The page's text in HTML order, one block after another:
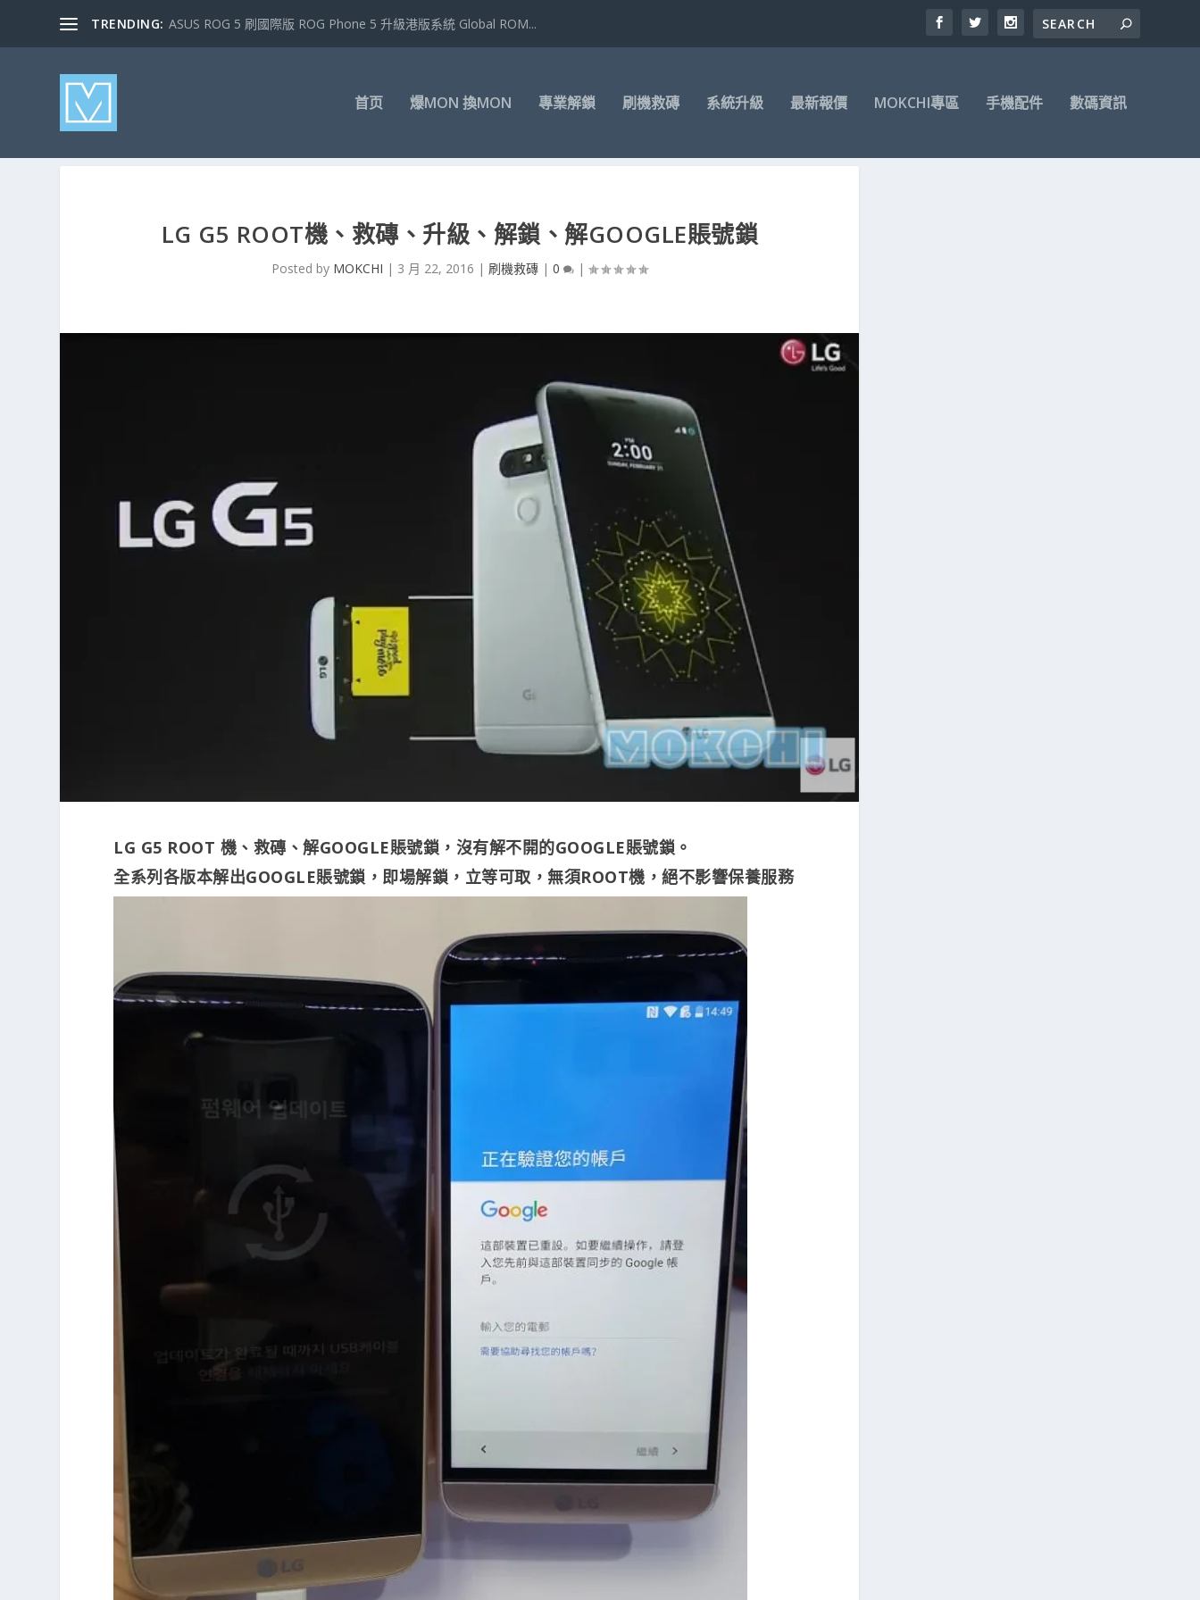
TRENDING: ASUS ROG 5 刷國際版 ROG Phone 5 升級港版系統 Global ROM...
首页 爆MON 換MON 專業解鎖 刷機救磚 系統升級 最新報價 MOKCHI專區 手機配件 數碼資訊
LG G5 ROOT機、救磚、升級、解鎖、解GOOGLE賬號鎖
Posted by MOKCHI | 3 月 22, 2016 | 刷機救磚 |0 |
LG G5 ROOT 機、救磚、解GOOGLE賬號鎖，沒有解不開的GOOGLE賬號鎖。
全系列各版本解出GOOGLE賬號鎖，即場解鎖，立等可取，無須ROOT機，絕不影響保養服務